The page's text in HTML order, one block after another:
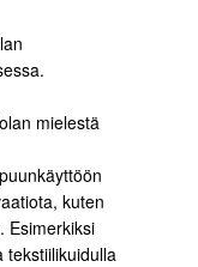
mielestä
kuten
Esimerkiksi
tekstiilikuidulla